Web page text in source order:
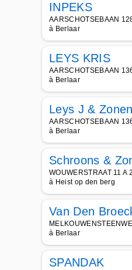
INPEKS
AARSCHOTSEBAAN
à Berlaar
LEYS KRIS
AARSCHOTSEBAAN
à Berlaar
Leys J & Zonen
AARSCHOTSEBAAN
à Berlaar
Schroons &
WOUWERSTRAAT 11
à Heist op den berg
Van Den
à Berlaar
SPANDAK